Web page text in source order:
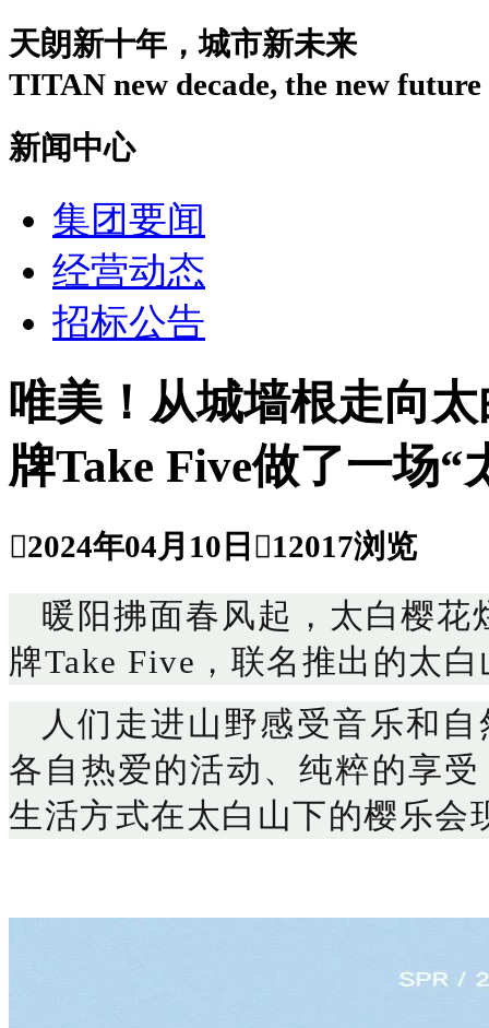
天朗新十年，城市新未来
TITAN new decade, the new
新闻中心
集团要闻
经营动态
招标公告
唯美！从城墙根走向
牌Take Five做了一场“
2024年04月10日 12017浏览
暖阳拂面春风起，太白樱花
牌Take Five，联名推出的太
人们走进山野感受音乐和
各自热爱的活动、纯粹的享
生活方式在太白山下的樱乐会